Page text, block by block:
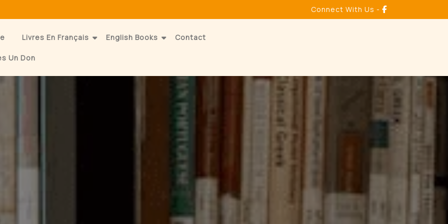
Connect With Us -
Livres En Français English Books Contact
Un Don